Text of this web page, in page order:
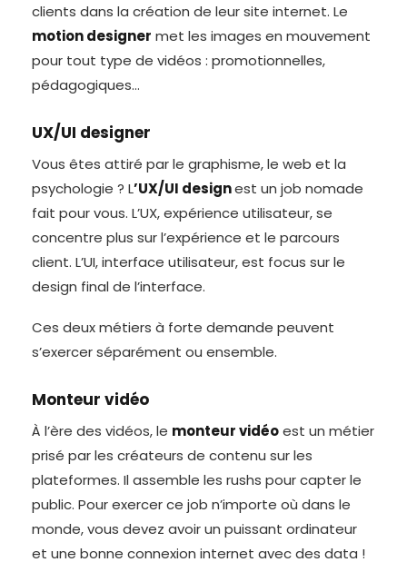
clients dans la création de leur site internet. Le
motion designer met les images en mouvement
pour tout type de vidéos : promotionnelles,
pédagogiques…
UX/UI designer
Vous êtes attiré par le graphisme, le web et la
psychologie ? L’UX/UI designest un job nomade
fait pour vous. L’UX, expérience utilisateur, se
concentre plus sur l’expérience et le parcours
client. L’UI, interface utilisateur, est focus sur le
design final de l’interface.
Ces deux métiers à forte demande peuvent
s’exercer séparément ou ensemble.
Monteur vidéo
À l’ère des vidéos, le monteur vidéoest un métier
prisé par les créateurs de contenu sur les
plateformes. Il assemble les rushs pour capter le
public. Pour exercer ce job n’importe où dans le
monde, vous devez avoir un puissant ordinateur
et une bonne connexion internet avec des data !